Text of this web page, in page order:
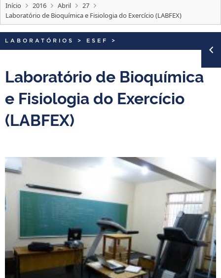
PORTARIAS
TELEFONES
Início 2016 Abril
27
Laboratório de Bioquímica e Fisiologia do Exercício (LABFEX)
LABORATÓRIOS > ESEF >
Laboratório de Bioquímica
e Fisiologia do Exercício
(LABFEX)